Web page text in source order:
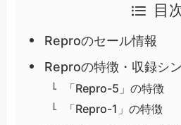
目
Reproのセール情報
Reproの特徴・収録シ
「Repro-5」の特徴
「Repro-1」の特徴